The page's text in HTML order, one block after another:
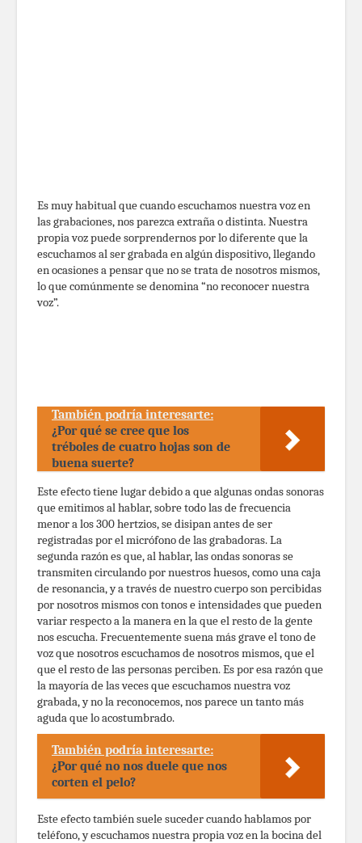
Es muy habitual que cuando escuchamos nuestra voz en
las grabaciones, nos parezca extraña o distinta. Nuestra
propia voz puede sorprendernos por lo diferente que la
escuchamos al ser grabada en algún dispositivo, llegando
en ocasiones a pensar que no se trata de nosotros mismos,
lo que comúnmente se denomina “no reconocer nuestra
voz”.
También podría interesarte:
¿Por qué se cree que los
tréboles de cuatro hojas son de
buena suerte?
Este efecto tiene lugar debido a que algunas ondas sonoras
que emitimos al hablar, sobre todo las de frecuencia
menor a los 300 hertzios, se disipan antes de ser
registradas por el micrófono de las grabadoras. La
segunda razón es que, al hablar, las ondas sonoras se
transmiten circulando por nuestros huesos, como una caja
de resonancia, y a través de nuestro cuerpo son percibidas
por nosotros mismos con tonos e intensidades que pueden
variar respecto a la manera en la que el resto de la gente
nos escucha. Frecuentemente suena más grave el tono de
voz que nosotros escuchamos de nosotros mismos, que el
que el resto de las personas perciben. Es por esa razón que
la mayoría de las veces que escuchamos nuestra voz
grabada, y no la reconocemos, nos parece un tanto más
aguda que lo acostumbrado.
También podría interesarte:
¿Por qué no nos duele que nos
corten el pelo?
Este efecto también suele suceder cuando hablamos por
teléfono, y escuchamos nuestra propia voz en la bocina del